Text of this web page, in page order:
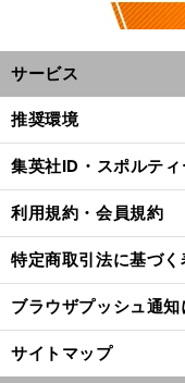
サービス
推奨環境
集英社ID・スポルテ
利用規約・会員規約
特定商取引法に基づ
ブラウザプッシュ通知
サイトマップ